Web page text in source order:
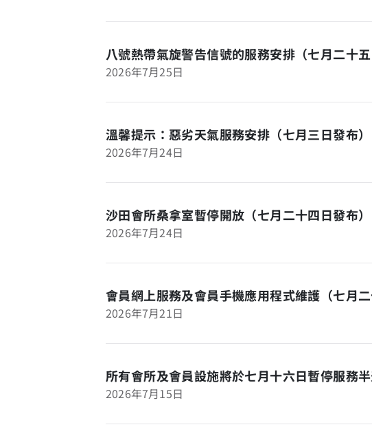
八號熱帶氣旋警告信號的服務安排（七月二十五
2026年7月25日
溫馨提示：惡劣天氣服務安排（七月三日發布）
2026年7月24日
沙田會所桑拿室暫停開放（七月二十四日發布）
2026年7月24日
會員網上服務及會員手機應用程式維護（七月二
2026年7月21日
所有會所及會員設施將於七月十六日暫停服務半
2026年7月15日